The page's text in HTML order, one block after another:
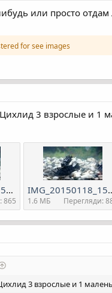
или просто
for see images
3 взрослые и 1
IMG_20150118_155225986.jpg
865 1.6 MБ Перегляди:
3 взрослые и 1